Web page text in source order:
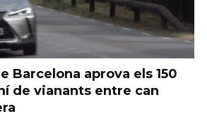
Barcelona aprova els 150
de vianants entre can